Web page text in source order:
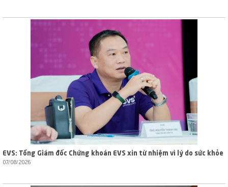
EVS: Tổng Giám đốc Chứng khoán EVS xin từ nhiệm vì lý do sức khỏe
07/08/2026